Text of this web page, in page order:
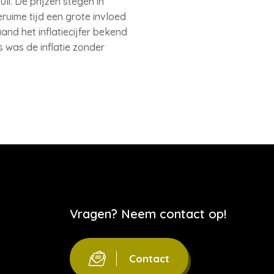
tijd een grote invloed
het inflatiecijfer bekend
was de inflatie zonder
Vragen? Neem contact op!
Contact